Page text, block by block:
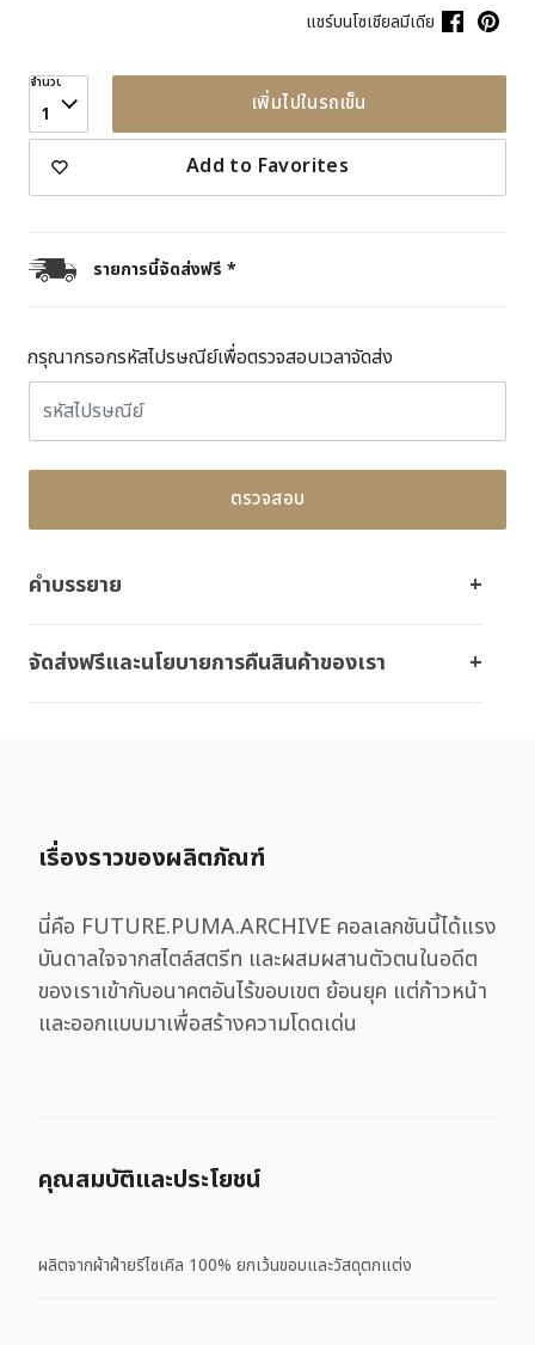
แชร์บนโซเชียลมีเดีย
จำนวน
1 เพิ่มไปในรถเข็น
Add to Favorites
รายการนี้จัดส่งฟรี *
กรุณากรอกรหัสไปรษณีย์เพื่อตรวจสอบเวลาจัดส่ง
ตรวจสอบ
คำบรรยาย
จัดส่งฟรีและนโยบายการคืนสินค้าของเรา
เรื่องราวของผลิตภัณฑ์
นี่คือ FUTURE.PUMA.ARCHIVE คอลเลกชันนี้ได้แรง
บันดาลใจจากสไตล์สตรีท และผสมผสานตัวตนในอดีต
ของเราเข้ากับอนาคตอันไร้ขอบเขต ย้อนยุค แต่ก้าวหน้า
และออกแบบมาเพื่อสร้างความโดดเด่น
คุณสมบัติและประโยชน์
ผลิตจากผ้าฝ้ายรีไซเคิล 100% ยกเว้นขอบและวัสดุตกแต่ง